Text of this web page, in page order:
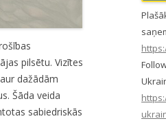
pilsētu. Vizītes
dažādām
Šāda veida
sabiedriskās